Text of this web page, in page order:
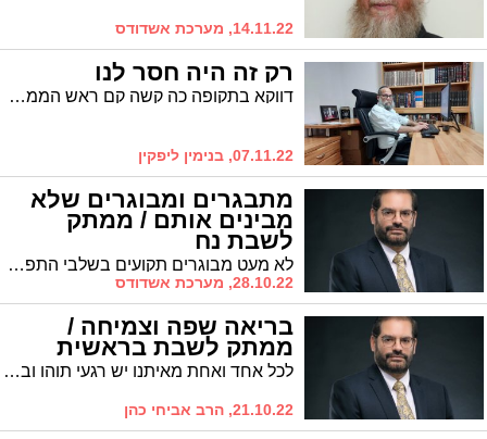
14.11.22, מערכת אשדודס
רק זה היה חסר לנו
דווקא בתקופה כה קשה קם ראש הממשלה החליפי ואומר: אני פורש * בנימין ליפקין עורך 'המבשר' בפארודיה אירונית על ההתפטרות שהגיש בנט מתפקיד ראש הממשלה החליפי
07.11.22, בנימין ליפקין
מתבגרים ומבוגרים שלא
מבינים אותם / ממתק
לשבת נח
לא מעט מבוגרים תקועים בשלבי התפתחות מוקדמים ובמקום לכבד את תהליך התבגרות הצעירים - הם מטילים בהם דופי * הרב אביחי כהן, מטפל זוגי ומשפחתי בכיר, עם ממתק לשבת נח ומסר חשוב לחיים
28.10.22, מערכת אשדודס
בריאה שפה וצמיחה /
ממתק לשבת בראשית
לכל אחד ואחת מאיתנו יש רגעי תוהו ובוהו בחיים הללו. פרשת בראשית מצביעה על דרך מעשית אחרת שכדאי מאוד ללמוד ולתרגל * הרב אביחי כהן, מטפל זוגי ומשפחתי בכיר, עם ממתק לשבת בראשית
21.10.22, הרב אביחי כהן